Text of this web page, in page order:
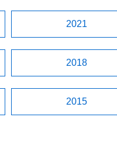
2021
2018
2015